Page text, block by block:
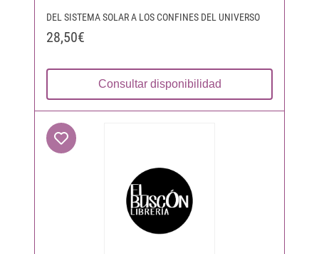
DEL SISTEMA SOLAR A LOS CONFINES DEL UNIVERSO
28,50€
Consultar disponibilidad